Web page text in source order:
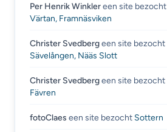
Per Henrik Winklereen site bezocht
Värtan, Framnäsviken
Christer Svedbergeen site bezocht
Sävelången, Nääs Slott
Christer Svedbergeen site bezocht
Fävren
fotoClaes een site bezocht Sottern